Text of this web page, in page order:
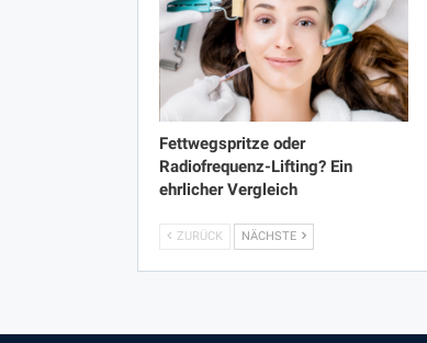
Fettwegspritze oder
Radiofrequenz-Lifting? Ein
ehrlicher Vergleich
ZURÜCK NÄCHSTE